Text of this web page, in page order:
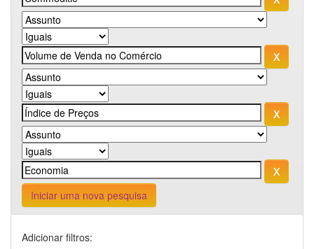
Iniciar uma nova pesquisa
Adicionar filtros: